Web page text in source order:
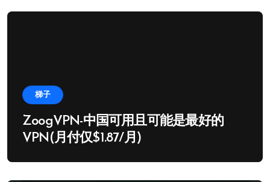
梯子
ZoogVPN-中国可用且可能是最好的
VPN(月付仅$1.87/月)